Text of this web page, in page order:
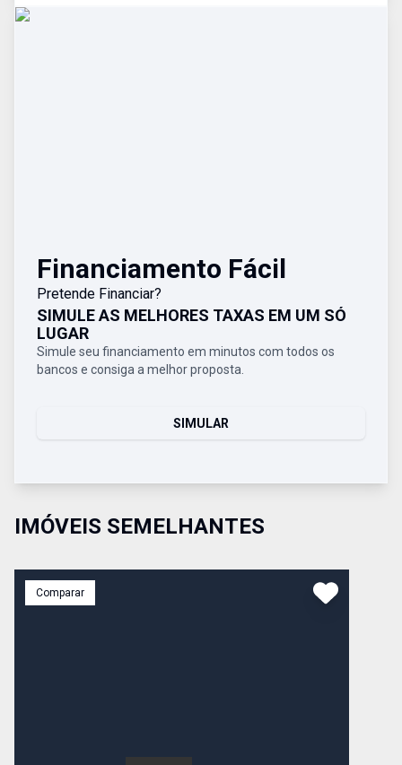
Financiamento Fácil
Pretende Financiar?
SIMULE AS MELHORES TAXAS EM UM SÓ
LUGAR
Simule seu financiamento em minutos com todos os
bancos e consiga a melhor proposta.
SIMULAR
IMÓVEIS SEMELHANTES
Comparar